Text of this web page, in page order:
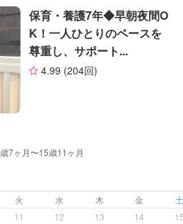
し
可能
対応不可
ー
企業型割引対象(旧内閣府補助対象)
育士
朝対応
病児、病後児、ともに不可
保育・養護7年◆早朝夜間O
K！一人ひとりのペースを
尊重し、サポート...
4.99 (204回)
7ヶ月〜15歳11ヶ月
火 水 木 金
11 12 13 14